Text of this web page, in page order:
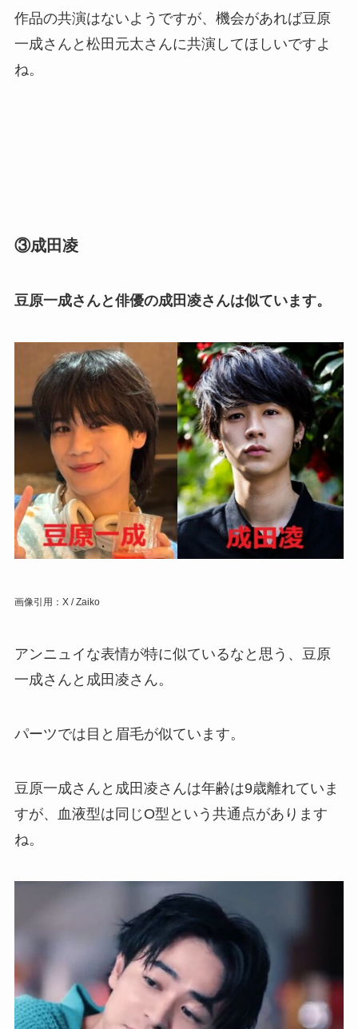
作品の共演はないようですが、機会があれば豆原
一成さんと松田元太さんに共演してほしいですよ
ね。
③成田凌
豆原一成さんと俳優の成田凌さんは似ています。
画像引用：X / Zaiko
アンニュイな表情が特に似ているなと思う、豆原
一成さんと成田凌さん。
パーツでは目と眉毛が似ています。
豆原一成さんと成田凌さんは年齢は9歳離れていま
すが、血液型は同じO型という共通点があります
ね。